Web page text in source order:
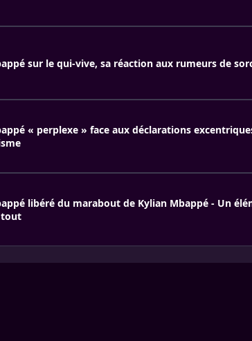
sur le qui-vive, sa réaction aux rumeurs de
« perplexe » face aux déclarations
libéré du marabout de Kylian Mbappé - Un